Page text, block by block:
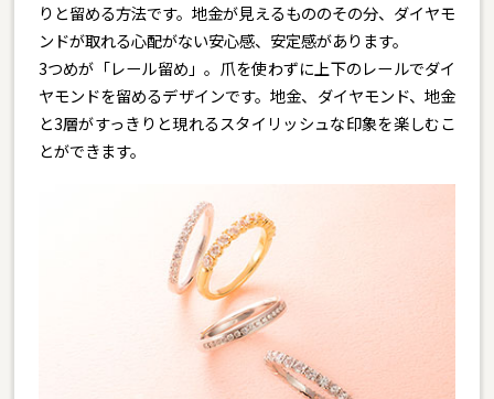
りと留める方法です。地金が見えるもののその分、ダイヤモ
ンドが取れる心配がない安心感、安定感があります。
3つめが「レール留め」。爪を使わずに上下のレールでダイ
ヤモンドを留めるデザインです。地金、ダイヤモンド、地金
と3層がすっきりと現れるスタイリッシュな印象を楽しむこ
とができます。